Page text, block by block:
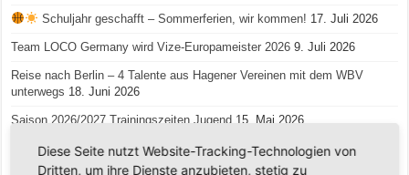
Schuljahr geschafft – Sommerferien, wir kommen! 17. Juli 2026
Team LOCO Germany wird Vize-Europameister 2026 9. Juli 2026
Reise nach Berlin – 4 Talente aus Hagener Vereinen mit dem WBV
unterwegs 18. Juni 2026
Saison 2026/2027 Trainingszeiten Jugend 15. Mai 2026
Regionalliga-Meister SV Haspe 70 12. Mai 2026
Diese Seite nutzt Website-Tracking-Technologien von
Dritten, um ihre Dienste anzubieten, stetig zu